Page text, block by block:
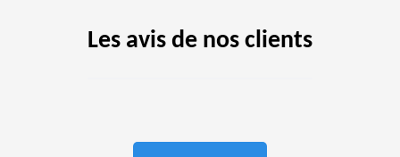
Les avis de nos clients